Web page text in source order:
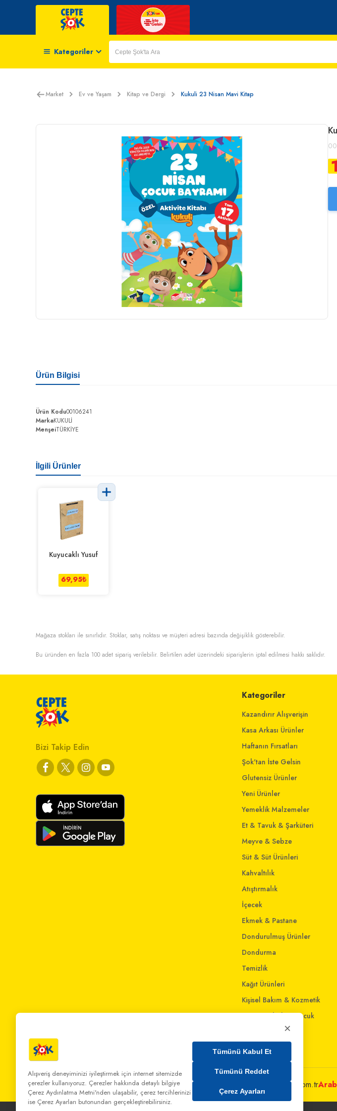
Kategoriler
Market Ev ve Yaşam Kitap ve Dergi Kukuli 23 Nisan Mavi Kitap
Ürün Bilgisi
Ürün Kodu00106241
MarkaKUKULİ
MenşeiTÜRKİYE
İlgili Ürünler
Kuyucaklı Yusuf
69,95₺
Mağaza stokları ile sınırlıdır. Stoklar, satış noktası ve müşteri adresi bazında değişiklik gösterebilir.
Bu üründen en fazla 100 adet sipariş verilebilir. Belirtilen adet üzerindeki siparişlerin iptal edilmesi hakkı saklıdır.
Bizi Takip Edin
Kategoriler
Kazandırır Alışverişin
Kasa Arkası Ürünler
Haftanın Fırsatları
Şok'tan İste Gelsin
Glutensiz Ürünler
Yeni Ürünler
Yemeklik Malzemeler
Et & Tavuk & Şarküteri
Meyve & Sebze
Süt & Süt Ürünleri
Kahvaltılık
Atıştırmalık
İçecek
Ekmek & Pastane
Dondurulmuş Ürünler
Dondurma
Temizlik
Kağıt Ürünleri
Kişisel Bakım & Kozmetik
Anne - Bebek & Çocuk
Ev & Yaşam
Bizi Arayın:0 850 808 00 00Bize Yazın: musterihizmetleri@mim.sokmarket.com.tr
×
Alışveriş deneyiminizi iyileştirmek için internet sitemizde
çerezler kullanıyoruz. Çerezler hakkında detaylı bilgiye
Çerez Aydınlatma Metni'nden ulaşabilir, çerez tercihlerinizi
ise Çerez Ayarları butonundan gerçekleştirebilirsiniz.
Tümünü Kabul Et
Tümünü Reddet
Çerez Ayarları